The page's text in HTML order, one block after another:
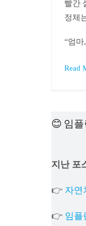
빨간
정체
“엄
Read
😊 임플
지난 포
👉 자연
👉 임플